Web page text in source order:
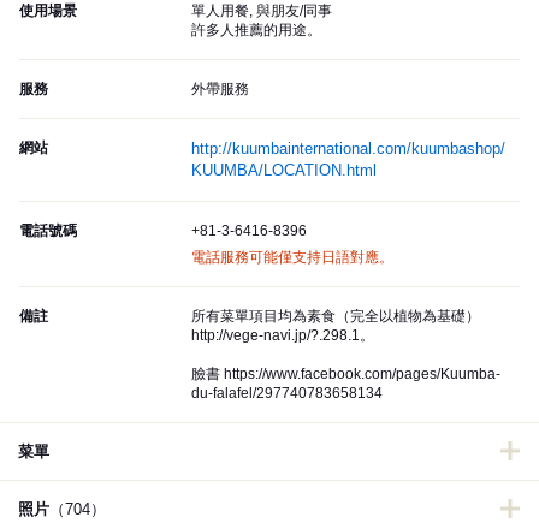
使用場景
單人用餐, 與朋友/同事
許多人推薦的用途。
服務 外帶服務
網站
http://kuumbainternational.com/kuumbashop/
KUUMBA/LOCATION.html
電話號碼
+81-3-6416-8396
電話服務可能僅支持日語對應。
備註
所有菜單項目均為素食（完全以植物為基礎）
http://vege-navi.jp/?.298.1。
臉書 https://www.facebook.com/pages/Kuumba-
du-falafel/297740783658134
菜單
照片 （704）